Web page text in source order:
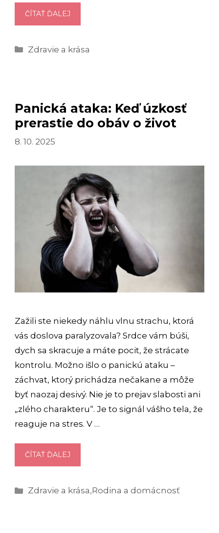
ČÍTAŤ ĎALEJ
TICHÝ
V
NAPRIEK
TOMU
Kategórie
Zdravie a krása
Panická ataka: Keď úzkosť
prerastie do obáv o život
8. 10. 2025
Zažili ste niekedy náhlu vlnu strachu, ktorá
vás doslova paralyzovala? Srdce vám búši,
dych sa skracuje a máte pocit, že strácate
kontrolu. Možno išlo o panickú ataku –
záchvat, ktorý prichádza nečakane a môže
byť naozaj desivý. Nie je to prejav slabosti ani
„zlého charakteru“. Je to signál vášho tela, že
reaguje na stres. V …
ČÍTAŤ ĎALEJ
ATAKA:
ÚZKOSŤ
Kategórie
Zdravie a krása,Rodina a domácnosť